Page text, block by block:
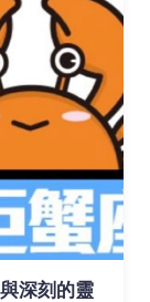
深刻的靈